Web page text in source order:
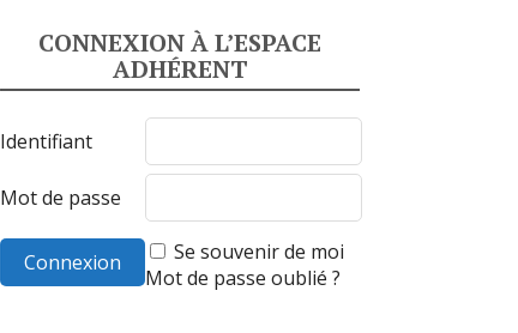
CONNEXION À L’ESPACE
ADHÉRENT
Identifiant
Mot de passe
Se souvenir de moi
Mot de passe oublié ?